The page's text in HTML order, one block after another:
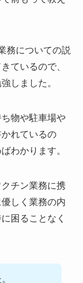
務についての説
ているので、
しました。
物や駐車場や
れているの
わかります。
チン業務に携
しく業務の内
困ることなく